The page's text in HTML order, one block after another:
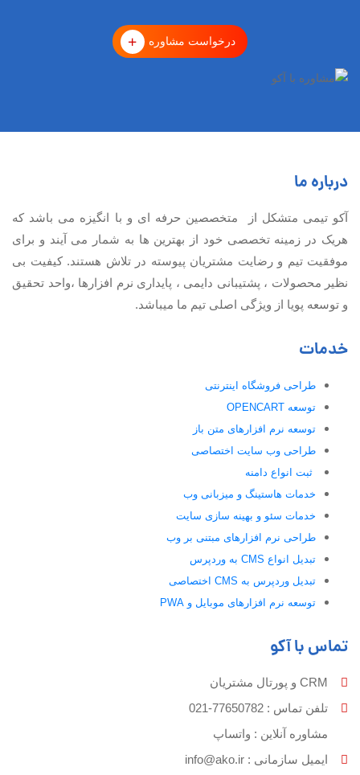
درخواست مشاوره
درباره ما
آكو تيمی متشکل از متخصصین حرفه ای و با انگیزه می باشد که
هریک در زمینه تخصصی خود از بهترین ها به شمار می آیند و برای
موفقیت تيم و رضایت مشتریان پیوسته در تلاش هستند. کیفیت بی
نظير محصولات ، پشتیبانی دايمی ، پایداری نرم افزارها ،واحد تحقیق
و توسعه پویا از ویژگی اصلی تیم ما میباشد.
خدمات
طراحی فروشگاه اینترنتی
توسعه OPENCART
توسعه نرم افزارهای متن باز
طراحی وب سایت اختصاصی
ثبت انواع دامنه
خدمات هاستینگ و میزبانی وب
خدمات سئو و بهینه سازی سایت
طراحی نرم افزارهای مبتنی بر وب
تبدیل انواع CMS به وردپرس
تبدیل وردپرس به CMS اختصاصی
توسعه نرم افزارهای موبایل و PWA
تماس با آکو
CRM و پورتال مشتریان
تلفن تماس :‌ 77650782-021
مشاوره آنلاین : واتساپ
ایمیل سازمانی :‌ info@ako.ir